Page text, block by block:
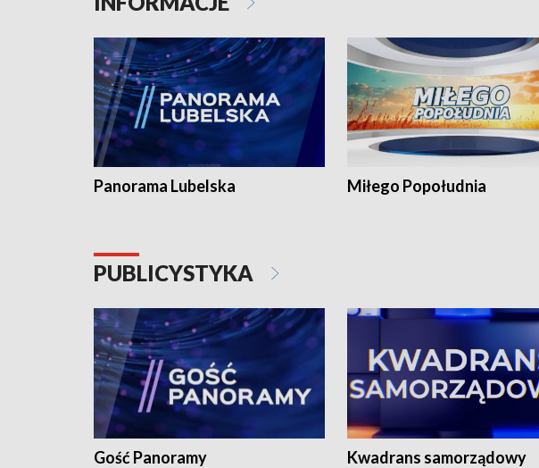
Panorama Lubelska Miłego Popołudnia
PUBLICYSTYKA
Gość Panoramy Kwadrans samorządowy